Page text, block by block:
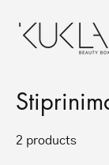
2 products